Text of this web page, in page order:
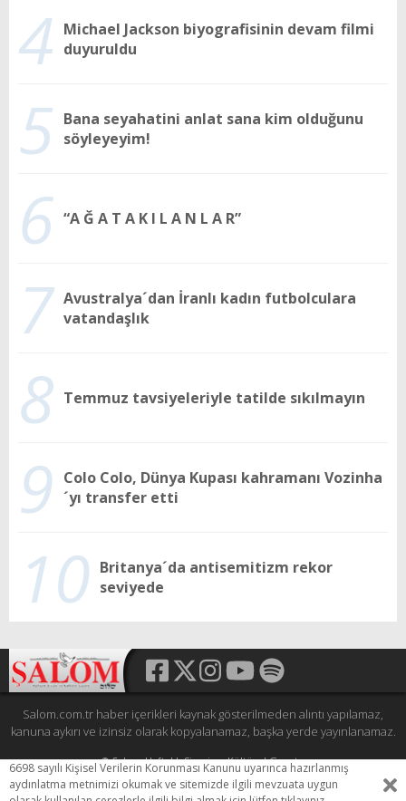
4 Michael Jackson biyografisinin devam filmi
duyuruldu
5 Bana seyahatini anlat sana kim olduğunu
söyleyeyim!
6 “A Ğ A T A K I L A N L A R”
7 Avustralya´dan İranlı kadın futbolculara
vatandaşlık
8 Temmuz tavsiyeleriyle tatilde sıkılmayın
9
Colo Colo, Dünya Kupası kahramanı Vozinha
´yı transfer etti
10 Britanya´da antisemitizm rekor
seviyede
Salom.com.tr haber içerikleri kaynak gösterilmeden alıntı yapılamaz,
kanuna aykırı ve izinsiz olarak kopyalanamaz, başka yerde yayınlanamaz.
© Şalom Haftalık Siyasi ve Kültürel Gazete
Tüm hakları saklıdır.
HEWESO
6698 sayılı Kişisel Verilerin Korunması Kanunu uyarınca hazırlanmış
aydınlatma metnimizi okumak ve sitemizde ilgili mevzuata uygun